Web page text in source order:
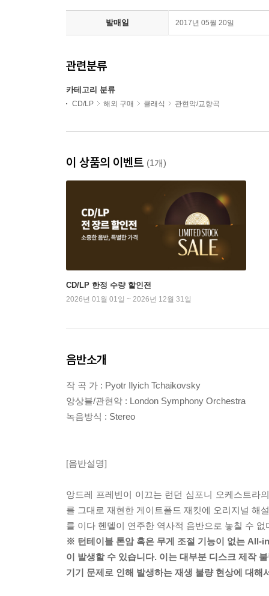
발매일 2017년 05월 20일
관련분류
카테고리 분류
CD/LP 해외 구매 클래식 관현악/교향곡
이 상품의 이벤트 (1개)
CD/LP 한정 수량 할인전
2026년 01월 01일 ~ 2026년 12월 31일
음반소개
작 곡 가 : Pyotr Ilyich Tchaikovsky
앙상블/관현악 : London Symphony Orchestra
녹음방식 : Stereo
[음반설명]
앙드레 프레빈이 이끄는 런던 심포니 오케스트라
를 그대로 재현한 게이트폴드 재킷에 오리지널 해
를 이다 헨델이 연주한 역사적 음반으로 놓칠 수
※ 턴테이블 톤암 혹은 무게 조절 기능이 없는 All-
이 발생할 수 있습니다. 이는 대부분 디스크 제작
기기 문제로 인해 발생하는 재생 불량 현상에 대